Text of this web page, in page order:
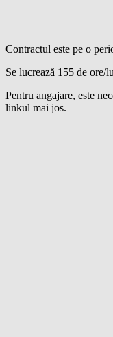
Contractul este pe o
Se lucrează 155 de ore/
Pentru angajare, este
linkul mai jos.